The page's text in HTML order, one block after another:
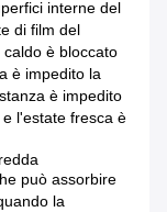
interne del
di film del
è bloccato
è impedito la
è impedito
l'estate fresca è
può assorbire
la